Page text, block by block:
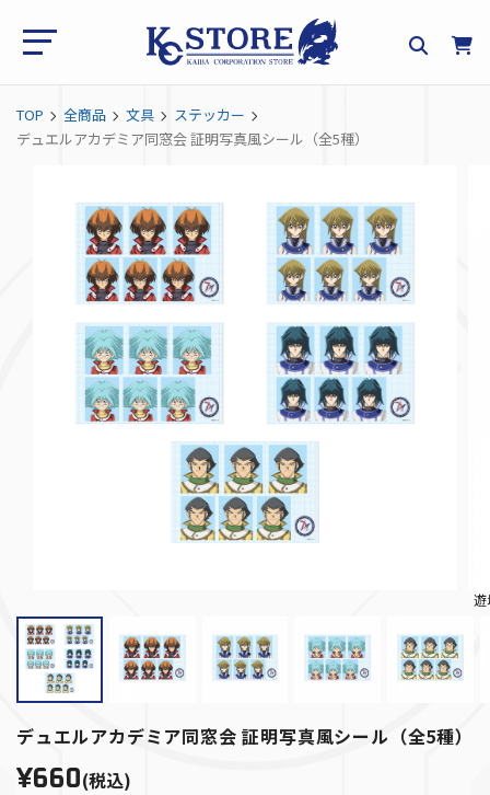
TOP 全商品 文具
ステッカー
デュエルアカデミア同窓会 証明写真風シール（全5種）
遊
デュエルアカデミア同窓会 証明写真風シール（全5種）
¥660(税込)